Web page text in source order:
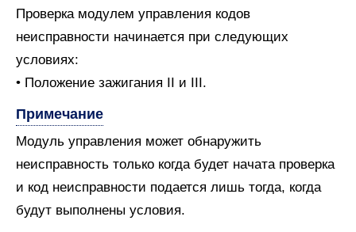
Проверка модулем управления кодов
неисправности начинается при следующих
условиях:
• Положение зажигания II и III.
Примечание
Модуль управления может обнаружить
неисправность только когда будет начата проверка
и код неисправности подается лишь тогда, когда
будут выполнены условия.